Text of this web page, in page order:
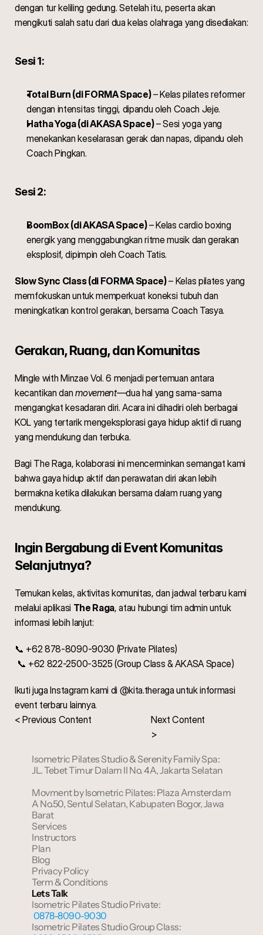
dengan tur keliling gedung. Setelah itu, peserta akan
mengikuti salah satu dari dua kelas olahraga yang disediakan:
Sesi 1:
Total Burn (di FORMA Space) – Kelas pilates reformer
dengan intensitas tinggi, dipandu oleh Coach Jeje.
Hatha Yoga (di AKASA Space) – Sesi yoga yang
menekankan keselarasan gerak dan napas, dipandu oleh
Coach Pingkan.
Sesi 2:
BoomBox (di AKASA Space) – Kelas cardio boxing
energik yang menggabungkan ritme musik dan gerakan
eksplosif, dipimpin oleh Coach Tatis.
Slow Sync Class (di FORMA Space) – Kelas pilates yang
memfokuskan untuk memperkuat koneksi tubuh dan
meningkatkan kontrol gerakan, bersama Coach Tasya.
Gerakan, Ruang, dan Komunitas
Mingle with Minzae Vol. 6 menjadi pertemuan antara
kecantikan dan movement—dua hal yang sama-sama
mengangkat kesadaran diri. Acara ini dihadiri oleh berbagai
KOL yang tertarik mengeksplorasi gaya hidup aktif di ruang
yang mendukung dan terbuka.
Bagi The Raga, kolaborasi ini mencerminkan semangat kami
bahwa gaya hidup aktif dan perawatan diri akan lebih
bermakna ketika dilakukan bersama dalam ruang yang
mendukung.
Ingin Bergabung di Event Komunitas
Selanjutnya?
Temukan kelas, aktivitas komunitas, dan jadwal terbaru kami
melalui aplikasi The Raga, atau hubungi tim admin untuk
informasi lebih lanjut:
📞 +62 878-8090-9030 (Private Pilates)
📞 +62 822-2500-3525 (Group Class & AKASA Space)
Ikuti juga Instagram kami di @kita.theraga untuk informasi
event terbaru lainnya.
< Previous Content Next Content
>
Isometric Pilates Studio & Serenity Family Spa:
JL. Tebet Timur Dalam II No. 4A, Jakarta Selatan
Movment by Isometric Pilates: Plaza Amsterdam
A No.50, Sentul Selatan, Kabupaten Bogor, Jawa
Barat
Services
Instructors
Plan
Blog
Privacy Policy
Term & Conditions
Lets Talk
Isometric Pilates Studio Private:
0878-8090-9030
Isometric Pilates Studio Group Class: